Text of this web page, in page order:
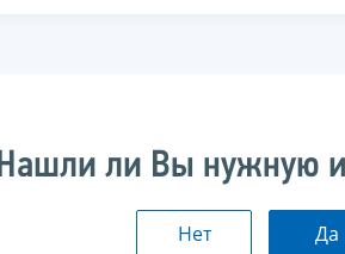
ли Вы нужную
Нет Да